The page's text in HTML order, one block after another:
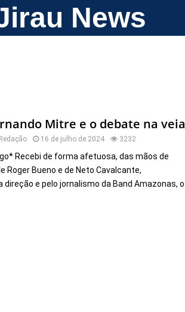
News
Mitre e o debate na veia
16 de julho de 2024 3232
Recebi de forma afetuosa, das mãos de
Roger Bueno e de Neto Cavalcante,
direção e pelo jornalismo da Band Amazonas, o